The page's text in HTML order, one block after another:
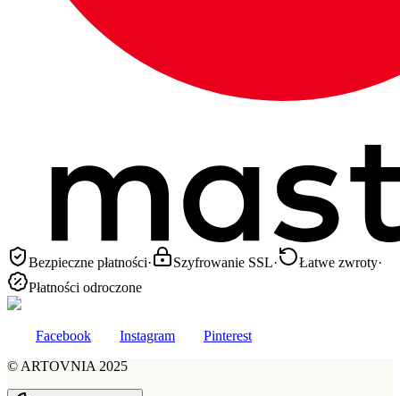
Bezpieczne płatności· Szyfrowanie SSL· Łatwe zwroty·
Płatności odroczone
Facebook Instagram
Pinterest
© ARTOVNIA 2025